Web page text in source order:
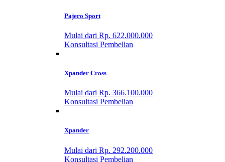
Pajero Sport
Mulai dari Rp. 622.000.000
Konsultasi Pembelian
Xpander Cross
Mulai dari Rp. 366.100.000
Konsultasi Pembelian
Xpander
Mulai dari Rp. 292.200.000
Konsultasi Pembelian